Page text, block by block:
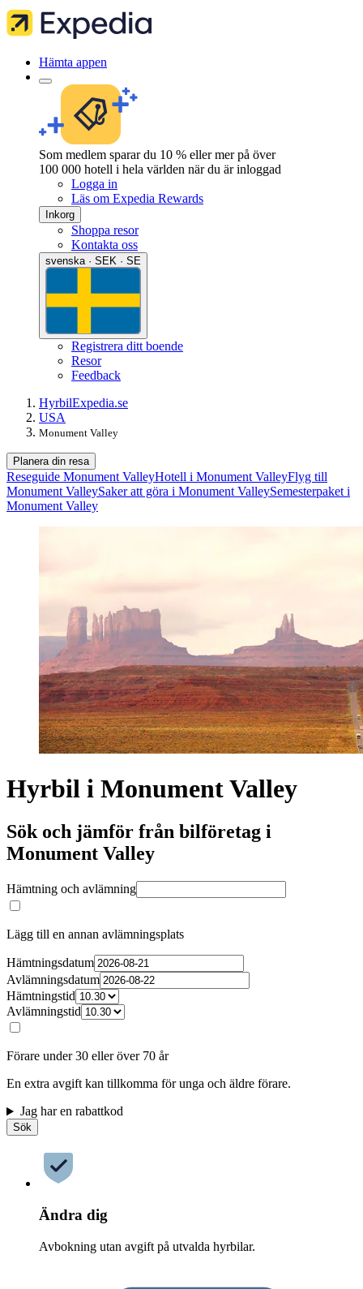
Hämta appen
Som medlem sparar du 10 % eller mer på över
100 000 hotell i hela världen när du är inloggad
Logga in
Läs om Expedia Rewards
Inkorg
Shoppa resor
Kontakta oss
svenska · SEK · SE
Registrera ditt boende
Resor
Feedback
HyrbilExpedia.se
USA
Monument Valley
Planera din resa
Reseguide Monument ValleyHotell i Monument ValleyFlyg till
Monument ValleySaker att göra i Monument ValleySemesterpaket i
Monument Valley
Hyrbil i Monument Valley
Sök och jämför från bilföretag i
Monument Valley
Hämtning och avlämning
Lägg till en annan avlämningsplats
Hämtningsdatum
Avlämningsdatum
Hämtningstid
Avlämningstid
Förare under 30 eller över 70 år
En extra avgift kan tillkomma för unga och äldre förare.
Jag har en rabattkod
Sök
Ändra dig
Avbokning utan avgift på utvalda hyrbilar.